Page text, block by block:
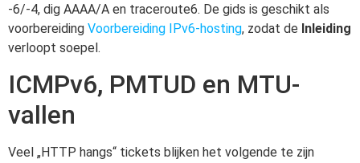
-6/-4, dig AAAA/A en traceroute6. De gids is geschikt als
voorbereiding Voorbereiding IPv6-hosting, zodat de Inleiding
verloopt soepel.
ICMPv6, PMTUD en MTU-
vallen
Veel „HTTP hangs“ tickets blijken het volgende te zijn